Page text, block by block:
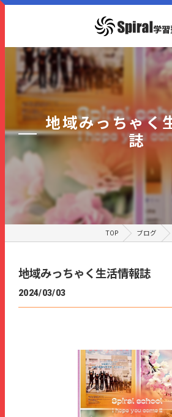
地域みっちゃく
誌
TOP ブログ
地域みっちゃく生活情報誌
2024/03/03